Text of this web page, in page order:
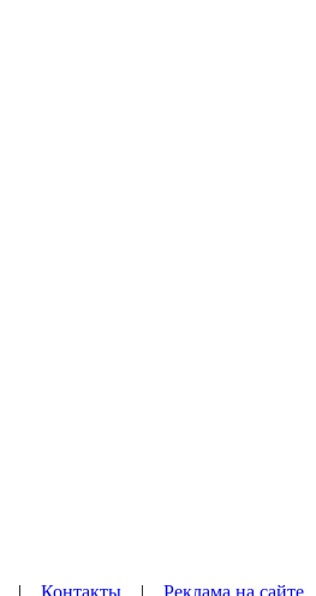
| Контакты | Реклама на сайте